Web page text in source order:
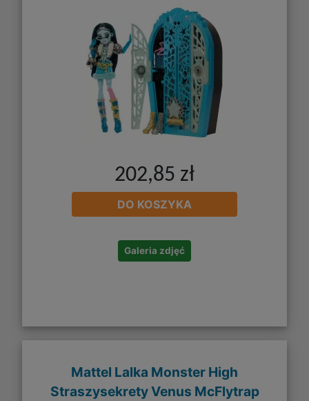
202,85 zł
DO KOSZYKA
Galeria zdjęć
Mattel Lalka Monster High
Straszysekrety Venus McFlytrap